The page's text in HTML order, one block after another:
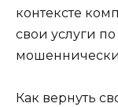
контексте
свои услуги
Как вернуть